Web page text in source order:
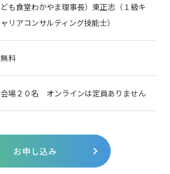
ども食堂わかやま理事長）東正志（１級キ
ャリアコンサルティング技能士）
無料
会場２０名 オンラインは定員ありません
お申し込み